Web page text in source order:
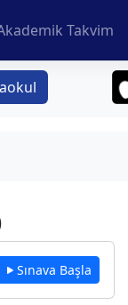
Takvim
Sınava Başla